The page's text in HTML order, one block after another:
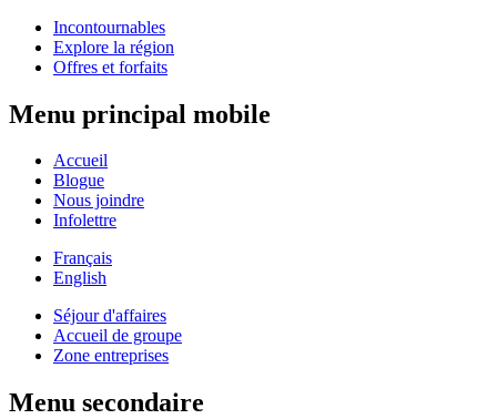
Incontournables
Explore la région
Offres et forfaits
Menu principal mobile
Accueil
Blogue
Nous joindre
Infolettre
Français
English
Séjour d'affaires
Accueil de groupe
Zone entreprises
Menu secondaire